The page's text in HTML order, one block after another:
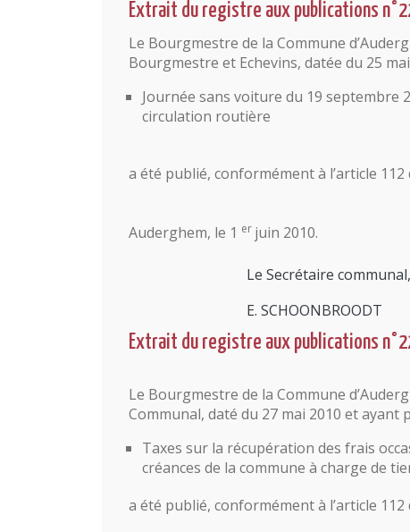
Extrait du registre aux publications
Le Bourgmestre de la Commune
Bourgmestre et Echevins, datée du 25
Journée sans voiture du 19 septembre
circulation routière
a été publié, conformément à l’article
Auderghem, le 1 er juin 2010.
Le Secrétaire communal,
E. SCHOONBROODT
Extrait du registre aux publications
Le Bourgmestre de la Commune
Communal, daté du 27 mai 2010 et ayant
Taxes sur la récupération des frais
créances de la commune à charge de
a été publié, conformément à l’article